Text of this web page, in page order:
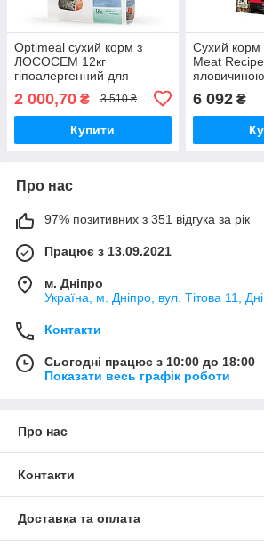
Optimeal сухий корм з
ЛОСОСЕМ 12кг
гіпоалергенний для
дорослих собак середніх
та великих порід
2 000,70 ₴ 3 510 ₴
Купити
Сухий корм
Meat
6 092₴
Про нас
97% позитивних з 351 відгука за рік
Працює з 13.09.2021
м. Дніпро
Україна, м. Дніпро, вул. Тітова 11,
Контакти
Сьогодні працює з 10:00 до 18:00
Показати весь графік роботи
Про нас
Контакти
Доставка та оплата